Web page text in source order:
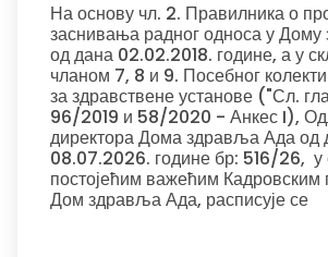
На основу чл. 2. Правилника о
заснивања радног односа у
од дана 02.02.2018. године, а у
чланом 7, 8 и 9. Посебног
за здравствене установе ("Сл.
96/2019 и 58/2020 - Анкес I),
директора Дома здравља Ада од
08.07.2026. године бр: 516/26, у
постојећим важећим Кадровским
Дом здравља Ада, расписује се